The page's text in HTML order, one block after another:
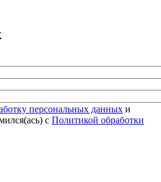
персональных данных и
с Политикой обработки